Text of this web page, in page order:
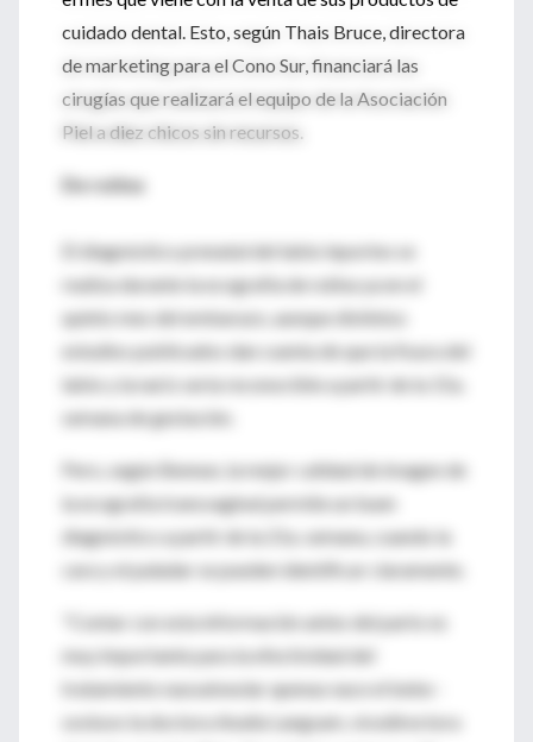
cuidado dental. Esto, según Thais Bruce, directora
de marketing para el Cono Sur, financiará las
cirugías que realizará el equipo de la Asociación
Piel a diez chicos sin recursos.
De rutina
El diagnóstico prenatal del labio leporino se
realiza durante la ecografía de rutina ya en el
quinto mes del embarazo, aunque distintos
estudios publicados dan cuenta de que la fisura del
labio y la nariz sería reconocible a partir de la 15a.
semana de gestación.
Pero, según Bennun, la mejor calidad de imagen de
la ecografía transvaginal permite un buen
diagnóstico a partir de la 21a. semana, cuando la
cara y el paladar se pueden identificar claramente.
"Contar con esta información antes del parto es
muy importante para la efectividad del
tratamiento nasoalveolar apenas nace el bebe -
sostuvo la doctora Analía Langsam, vicedirectora